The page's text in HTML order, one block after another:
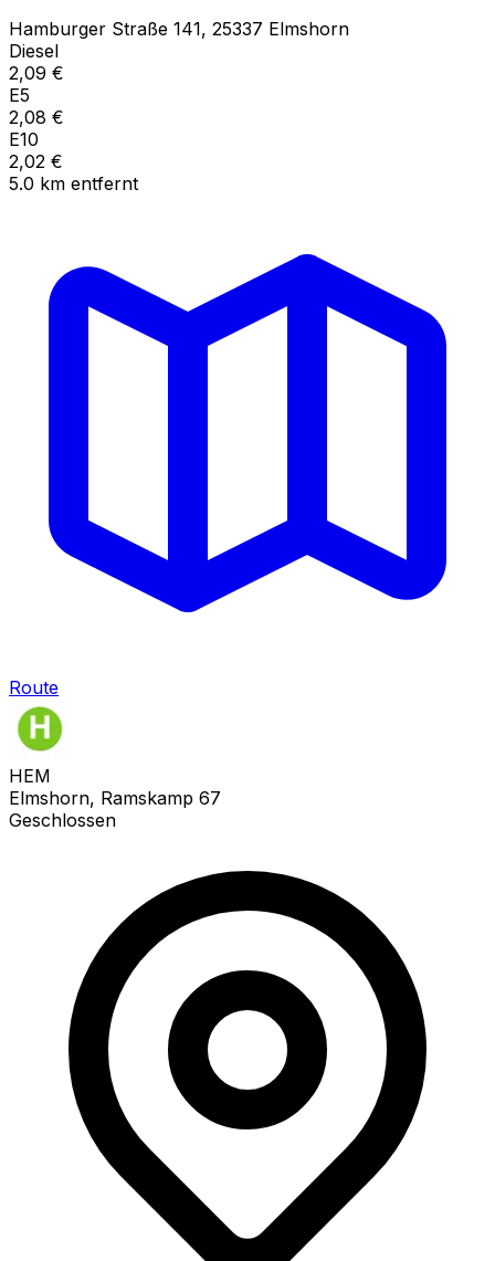
Hamburger Straße 141, 25337 Elmshorn
Diesel
2,09 €
E5
2,08 €
E10
2,02 €
5.0 km entfernt
Route
HEM
Elmshorn, Ramskamp 67
Geschlossen